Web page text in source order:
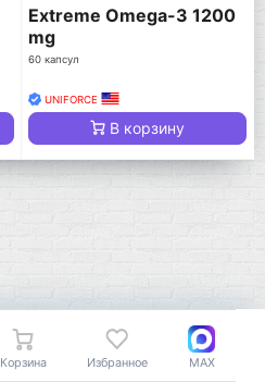
Extreme Omega-3 1200
mg
60 капсул
UNIFORCE
В корзину
Корзина Избранное MAX